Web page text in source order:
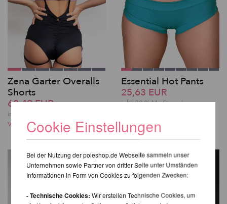
Zena Garter Overalls
Shorts
60,49 EUR
inkl. 22 % MwSt.
Versandkosten
Essential Hot Pants
25,63 EUR
inkl. 22 % MwSt.zzgl.
Cookie Einstellungen
Bei der Nutzung der poleshop.de Webseite sammeln unser
Unternehmen sowie Partner von dritter Seite unter Umständen
Informationen in Form von Cookies zu folgenden Zwecken:
- Technische Cookies: Wir erstellen Technische Cookies, um